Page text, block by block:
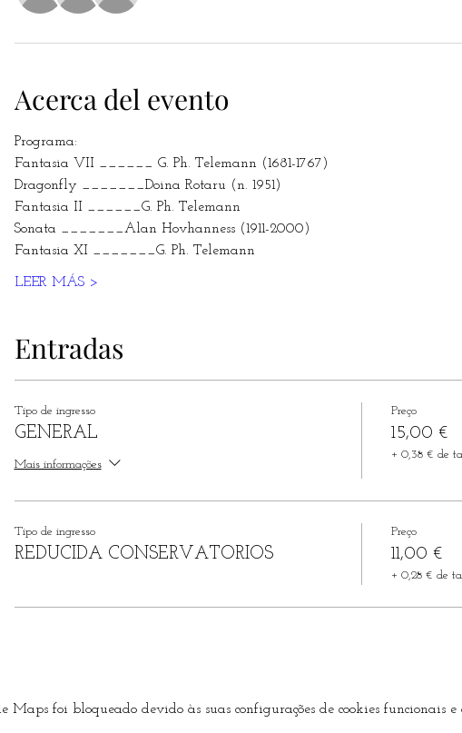
Acerca del evento
Programa:
Fantasia VII ______ G. Ph. Telemann (1681-1767)
Dragonfly _______Doina Rotaru (n. 1951)
Fantasia II ______G. Ph. Telemann
Sonata _______Alan Hovhanness (1911-2000)
Fantasia XI _______G. Ph. Telemann
LEER MÁS >
Entradas
Tipo de ingresso
GENERAL
Mais informações
Preço
15,00 €
+ 0,38 € de
Tipo de ingresso
REDUCIDA CONSERVATORIOS
Preço
11,00 €
+ 0,28 € de
Maps foi bloqueado devido às suas configurações de cookies funcionais e